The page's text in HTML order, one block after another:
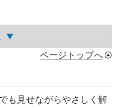
ページトップへ
も見せながらやさしく解